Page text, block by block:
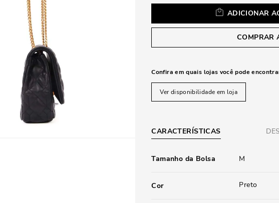
ADICIONAR
COMPRAR
Confira em quais lojas você pode
Ver disponibilidade em loja
CARACTERÍSTICAS
Tamanho da Bolsa M
Cor Preto